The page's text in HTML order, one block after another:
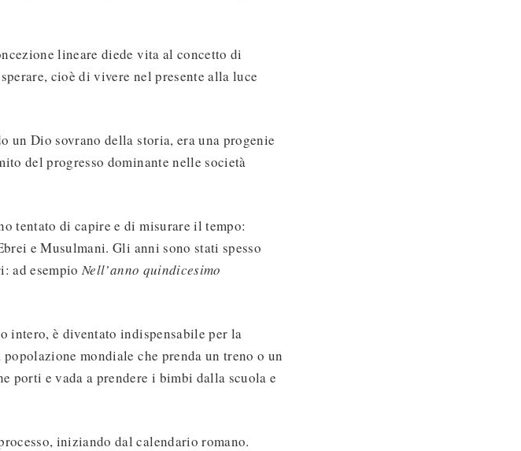
lineare diede vita al concetto di
cioè di vivere nel presente alla luce
un Dio sovrano della storia, era una progenie
del progresso dominante nelle società
tentato di capire e di misurare il tempo:
e Musulmani. Gli anni sono stati spesso
ad esempioNell’anno quindicesimo
intero, è diventato indispensabile per la
mondiale che prenda un treno o un
porti e vada a prendere i bimbi dalla scuola e
iniziando dal calendario romano.